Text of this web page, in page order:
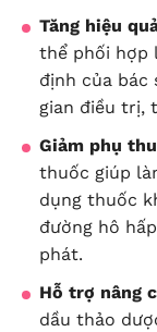
Tăng hiệu
thể phối hợp
định của bác
gian điều trị,
Giảm phụ
thuốc giúp
dụng thuốc
đường hô
phát.
Hỗ trợ nâng
dầu thảo